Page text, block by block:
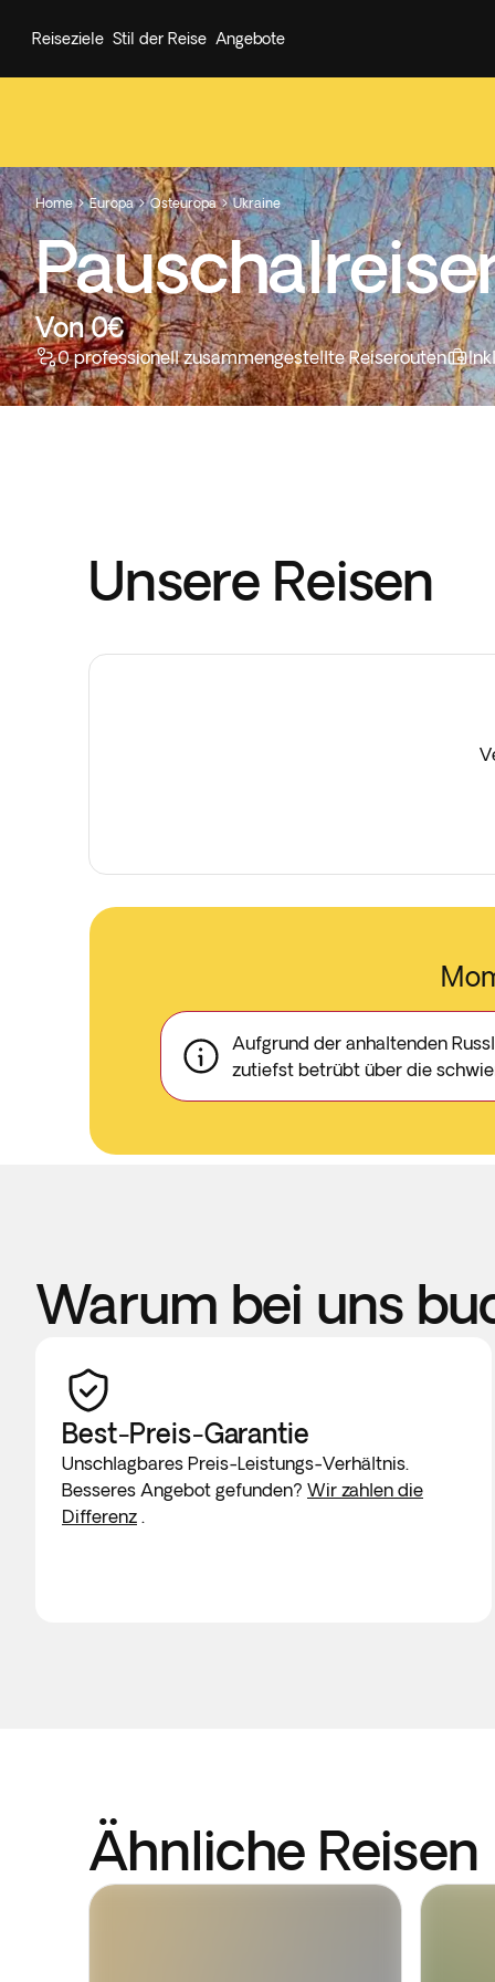
Reiseziele Stil der Reise Angebote
Home  Europa  Osteuropa  Ukraine
Von 0€
0 professionell zusammengestellte Reiserouten
Unsere Reisen
Aufgrund der anhaltenden
zutiefst betrübt über die
Warum bei uns
Best-Preis-Garantie
Unschlagbares Preis-Leistungs-Verhältnis.
Besseres Angebot gefunden? Wir zahlen die
Differenz .
Ähnliche Reisen